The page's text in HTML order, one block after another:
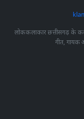
लोककलाकार छत्तीसगढ़ के
गीत, गायक